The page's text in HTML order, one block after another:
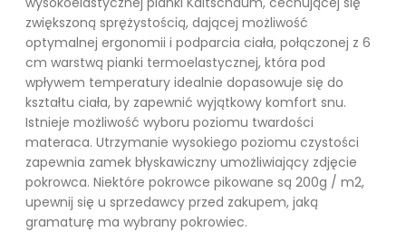
zwiększoną sprężystością, dającej możliwość
optymalnej ergonomii i podparcia ciała, połączonej z 6
cm warstwą pianki termoelastycznej, która pod
wpływem temperatury idealnie dopasowuje się do
kształtu ciała, by zapewnić wyjątkowy komfort snu.
Istnieje możliwość wyboru poziomu twardości
materaca. Utrzymanie wysokiego poziomu czystości
zapewnia zamek błyskawiczny umożliwiający zdjęcie
pokrowca. Niektóre pokrowce pikowane są 200g / m2,
upewnij się u sprzedawcy przed zakupem, jaką
gramaturę ma wybrany pokrowiec.